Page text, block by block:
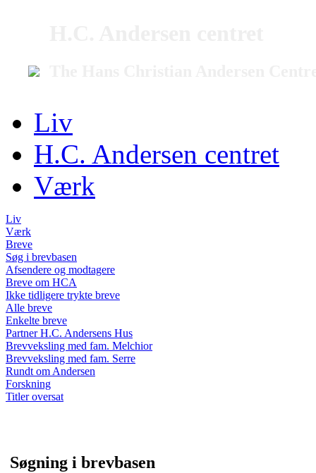
Liv
H.C. Andersen centret
Værk
Liv
Værk
Breve
Søg i brevbasen
Afsendere og modtagere
Breve om HCA
Ikke tidligere trykte breve
Alle breve
Enkelte breve
Partner H.C. Andersens Hus
Brevveksling med fam. Melchior
Brevveksling med fam. Serre
Rundt om Andersen
Forskning
Titler oversat
Søgning i brevbasen